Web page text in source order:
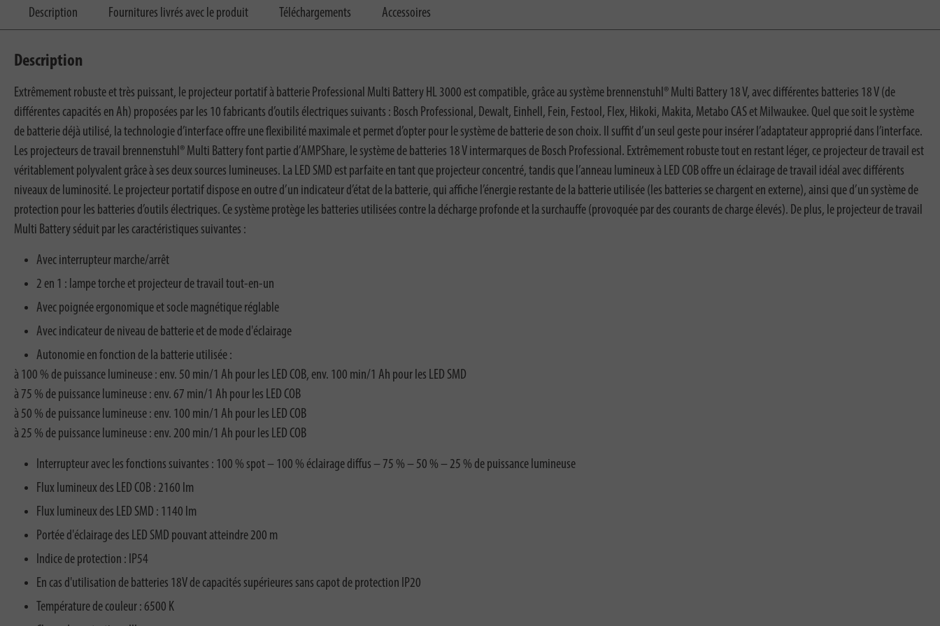
Description Fournitures livrés avec le produit Téléchargements Accessoires
Description
Extrêmement robuste et très puissant, le projecteur portatif à batterie Professional Multi Battery HL 3000 est compatible, grâce au système brennenstuhl® Multi Battery 18 V, avec différentes batteries 18 V (de
différentes capacités en Ah) proposées par les 10 fabricants d’outils électriques suivants : Bosch Professional, Dewalt, Einhell, Fein, Festool, Flex, Hikoki, Makita, Metabo CAS et Milwaukee. Quel que soit le système
de batterie déjà utilisé, la technologie d’interface offre une flexibilité maximale et permet d’opter pour le système de batterie de son choix. Il suffit d’un seul geste pour insérer l’adaptateur approprié dans l’interface.
Les projecteurs de travail brennenstuhl® Multi Battery font partie d’AMPShare, le système de batteries 18 V intermarques de Bosch Professional. Extrêmement robuste tout en restant léger, ce projecteur de travail est
véritablement polyvalent grâce à ses deux sources lumineuses. La LED SMD est parfaite en tant que projecteur concentré, tandis que l’anneau lumineux à LED COB offre un éclairage de travail idéal avec différents
niveaux de luminosité. Le projecteur portatif dispose en outre d’un indicateur d’état de la batterie, qui affiche l’énergie restante de la batterie utilisée (les batteries se chargent en externe), ainsi que d’un système de
protection pour les batteries d’outils électriques. Ce système protège les batteries utilisées contre la décharge profonde et la surchauffe (provoquée par des courants de charge élevés). De plus, le projecteur de travail
Multi Battery séduit par les caractéristiques suivantes :
Avec interrupteur marche/arrêt
2 en 1 : lampe torche et projecteur de travail tout-en-un
Avec poignée ergonomique et socle magnétique réglable
Avec indicateur de niveau de batterie et de mode d'éclairage
Autonomie en fonction de la batterie utilisée :
à 100 % de puissance lumineuse : env. 50 min/1 Ah pour les LED COB, env. 100 min/1 Ah pour les LED SMD
à 75 % de puissance lumineuse : env. 67 min/1 Ah pour les LED COB
à 50 % de puissance lumineuse : env. 100 min/1 Ah pour les LED COB
à 25 % de puissance lumineuse : env. 200 min/1 Ah pour les LED COB
Interrupteur avec les fonctions suivantes : 100 % spot – 100 % éclairage diffus – 75 % – 50 % – 25 % de puissance lumineuse
Flux lumineux des LED COB : 2160 lm
Flux lumineux des LED SMD : 1140 lm
Portée d'éclairage des LED SMD pouvant atteindre 200 m
Indice de protection : IP54
En cas d'utilisation de batteries 18V de capacités supérieures sans capot de protection IP20
Température de couleur : 6500 K